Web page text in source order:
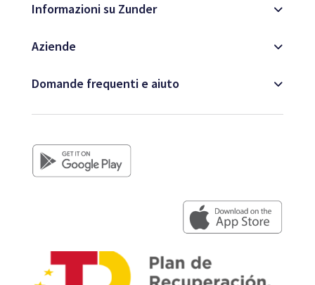
+34 979 300 500
Informazioni su Zunder
Aziende
Domande frequenti e aiuto